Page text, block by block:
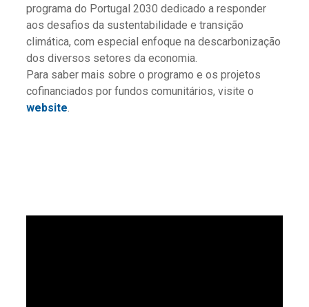
programa do Portugal 2030 dedicado a responder
aos desafios da sustentabilidade e transição
climática, com especial enfoque na descarbonização
dos diversos setores da economia.
Para saber mais sobre o programo e os projetos
cofinanciados por fundos comunitários, visite o
website.